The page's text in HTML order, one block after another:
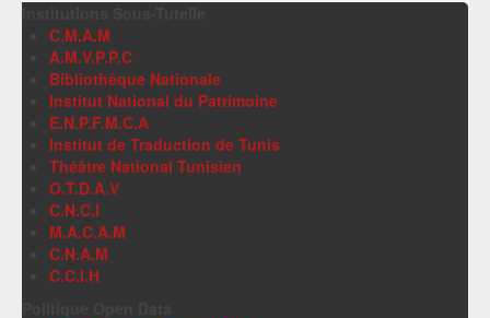
C.M.A.M
A.M.V.P.P.C
Bibliothèque Nationale
Institut National du Patrimoine
E.N.P.F.M.C.A
Institut de Traduction de Tunis
Théâtre National Tunisien
O.T.D.A.V
C.N.C.I
M.A.C.A.M
C.N.A.M
C.C.I.H